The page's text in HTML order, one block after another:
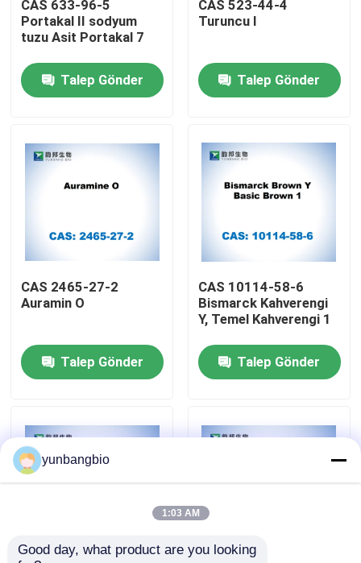
Ev
Ürün:% s
Kalite kontrol
Bize Ulaşın
vakalar
Biyokimyasal Reaktifler
CAS 633-96-5
Portakal II sodyum
tuzu Asit Portakal 7
Talep Gönder
CAS 523-44-4
Turuncu I
Talep Gönder
CAS 2465-27-2
Auramin O
Talep Gönder
CAS 10114-58-6
Bismarck Kahverengi
Y, Temel Kahverengi 1
Talep Gönder
yunbangbio
1:03 AM
Good day, what product are you looking